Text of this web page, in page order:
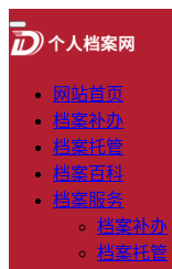
网站首页
档案补办
档案托管
档案百科
档案服务
档案补办
档案托管